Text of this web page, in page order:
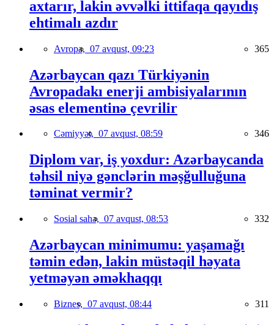
axtarır, lakin əvvəlki ittifaqa qayıdış
ehtimalı azdır
Avropa, 07 avqust, 09:23 365
Azərbaycan qazı Türkiyənin
Avropadakı enerji ambisiyalarının
əsas elementinə çevrilir
Cəmiyyət, 07 avqust, 08:59 346
Diplom var, iş yoxdur: Azərbaycanda
təhsil niyə gənclərin məşğulluğuna
təminat vermir?
Sosial sahə, 07 avqust, 08:53 332
Azərbaycan minimumu: yaşamağı
təmin edən, lakin müstəqil həyata
yetməyən əməkhaqqı
Biznes, 07 avqust, 08:44 311